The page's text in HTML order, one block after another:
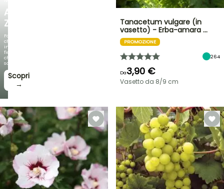
AGAPANTHUS
ZAMBEZI
Fogliami
che
incantano,
fioriture
che
sorprendono!
Scopri
→
Tanacetum vulgare (in
vasetto) - Erba-amara …
PROMOZIONE
264
Da3,90 €
Vasetto da 8/9 cm